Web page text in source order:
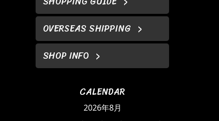
OVERSEAS SHIPPING
SHOP INFO
CALENDAR
2026年8月